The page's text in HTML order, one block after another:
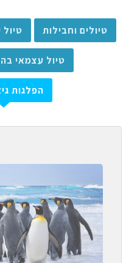
טיולים וחבילות
טיול עצמאי
הפלגות